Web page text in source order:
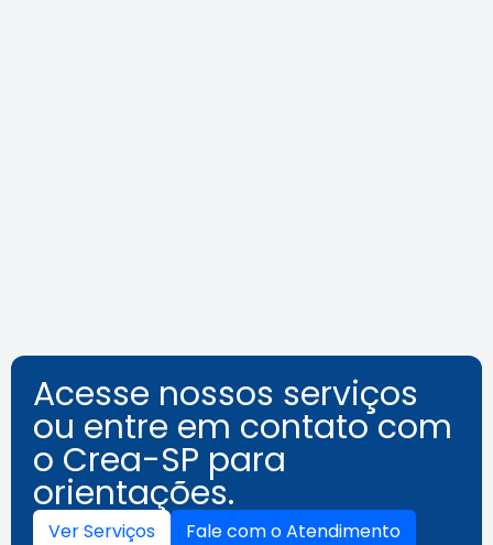
Acesse nossos serviços
ou entre em contato com
o Crea-SP para
orientações.
Ver Serviços Fale com o Atendimento